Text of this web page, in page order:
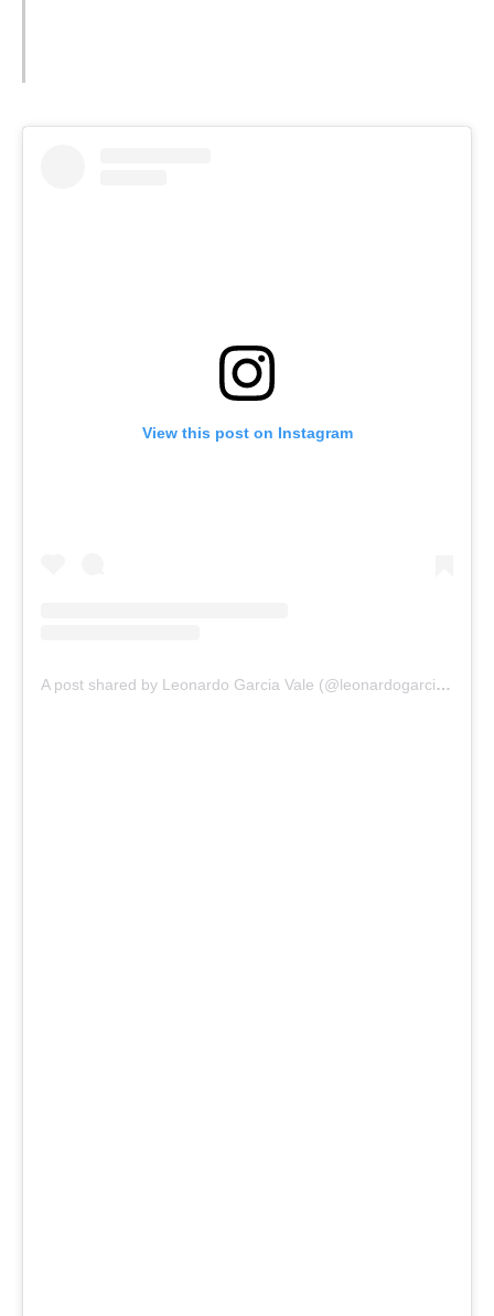
View this post on Instagram
A post shared by Leonardo Garcia Vale (@leonardogarciaof)